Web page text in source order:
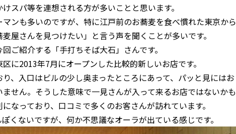
スパ等を連想される方が多いことと思います。
ンも多いのですが、特に江戸前のお蕎麦を食べ慣れた東京から
屋さんを見つけたい」と言う声を聞くことが多いです。
ご紹介する「手打ちそば大石」さんです。
に2013年7月にオープンした比較的新しいお店です。
、入口はビルの少し奥まったところにあって、パッと見にはお
せん。そうした意味で一見さんが入って来るお店ではないかも
なっており、口コミで多くのお客さんが訪れています。
くないですが、何か不思議なオーラが出ている感じです。